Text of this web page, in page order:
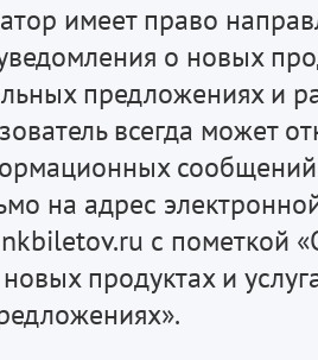
имеет право
о новых
предложениях и
всегда может
на адрес
с пометкой
продуктах и